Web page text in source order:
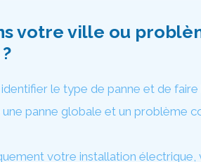
votre ville ou
le type de panne et de faire
panne globale et un problème
votre installation électrique,